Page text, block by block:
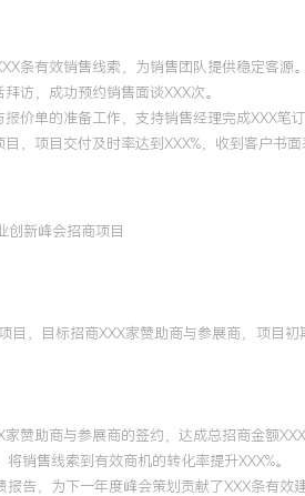
条有效销售线索，为销售团队提供稳定客源
访，成功预约销售面谈XXX次。
报价单的准备工作，支持销售经理完成XXX笔
，项目交付及时率达到XXX%，收到客户书
创新峰会招商项目
目，目标招商XXX家赞助商与参展商，项目
家赞助商与参展商的签约，达成总招商金额
销售线索到有效商机的转化率提升XXX%。
报告，为下一年度峰会策划贡献了XXX条有效